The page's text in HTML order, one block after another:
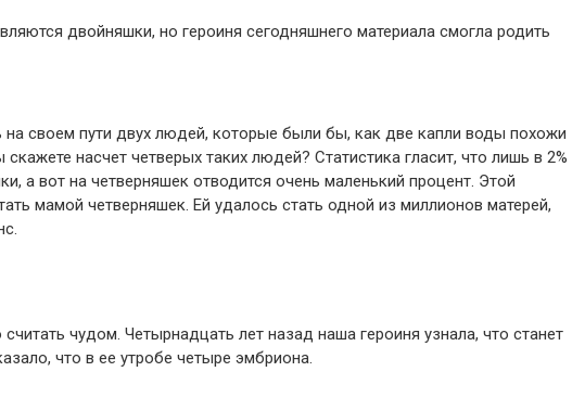
двойняшки, но героиня сегодняшнего материала смогла родить
на своем пути двух людей, которые были бы, как две капли воды похожи
насчет четверых таких людей? Статистика гласит, что лишь в 2%
а вот на четверняшек отводится очень маленький процент. Этой
мамой четверняшек. Ей удалось стать одной из миллионов матерей,
чудом. Четырнадцать лет назад наша героиня узнала, что станет
что в ее утробе четыре эмбриона.